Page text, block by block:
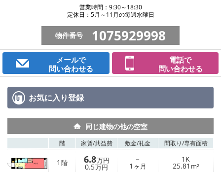
営業時間：9:30～18:30
定休日：5月～11月の毎週水曜日
物件番号 1075929998
メールで
問い合わせる
電話で
問い合わせる
お気に入り登録
同じ建物の他の空室
階 家賃/共益費 敷金/礼金 間取り/専有面積
1 階 6.8万円
0.5万円
－
1 ヶ月
1K
25.81 m²